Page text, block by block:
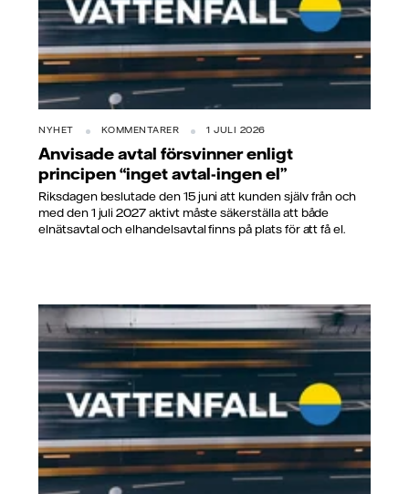
NYHET KOMMENTARER 1 JULI 2026
Anvisade avtal försvinner enligt
principen “inget avtal-ingen el”
Riksdagen beslutade den 15 juni att kunden själv från och
med den 1 juli 2027 aktivt måste säkerställa att både
elnätsavtal och elhandelsavtal finns på plats för att få el.